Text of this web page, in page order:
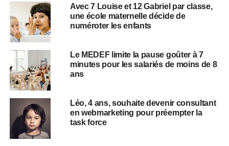
Avec 7 Louise et 12 Gabriel par classe,
une école maternelle décide de
numéroter les enfants
Le MEDEF limite la pause goûter à 7
minutes pour les salariés de moins de 8
ans
Léo, 4 ans, souhaite devenir consultant
en webmarketing pour préempter la
task force